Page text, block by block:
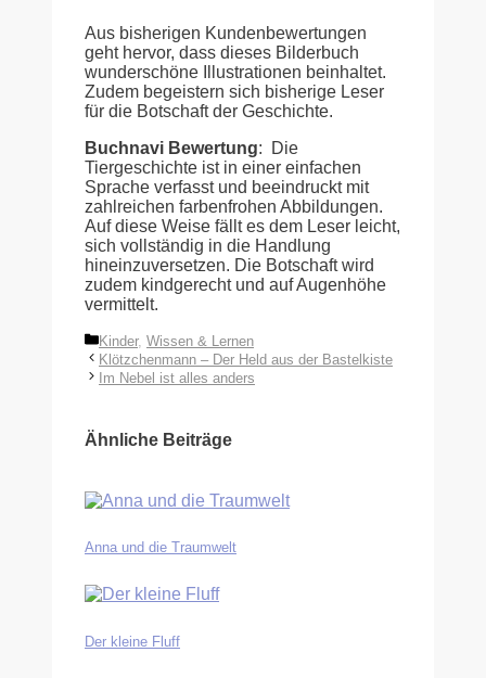
Aus bisherigen Kundenbewertungen
geht hervor, dass dieses Bilderbuch
wunderschöne Illustrationen beinhaltet.
Zudem begeistern sich bisherige Leser
für die Botschaft der Geschichte.
Buchnavi Bewertung: Die
Tiergeschichte ist in einer einfachen
Sprache verfasst und beeindruckt mit
zahlreichen farbenfrohen Abbildungen.
Auf diese Weise fällt es dem Leser leicht,
sich vollständig in die Handlung
hineinzuversetzen. Die Botschaft wird
zudem kindgerecht und auf Augenhöhe
vermittelt.
Kategorien
Kinder, Wissen & Lernen
Klötzchenmann – Der Held aus der Bastelkiste
Im Nebel ist alles anders
Ähnliche Beiträge
Anna und die Traumwelt
Der kleine Fluff